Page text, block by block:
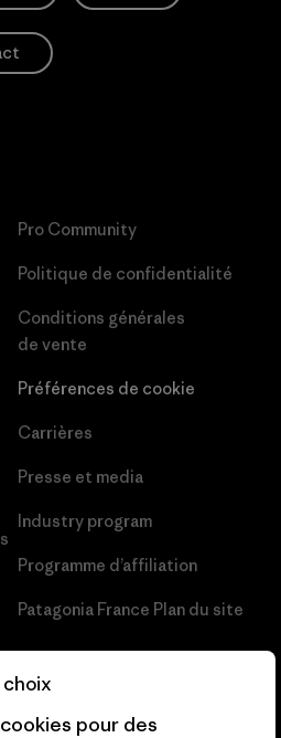
Pro Community
Politique de confidentialité
Conditions générales
de vente
Préférences de cookie
Carrières
Presse et media
Industry program
Programme d’affiliation
Patagonia France Plan du site
choix
pour des